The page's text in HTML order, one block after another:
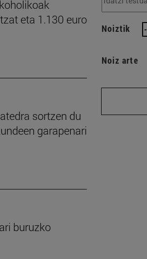
eta 1.130 euro
sortzen du
garapenari
buruzko
Noiztik
Noiz arte